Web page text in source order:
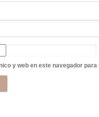
y web en este navegador